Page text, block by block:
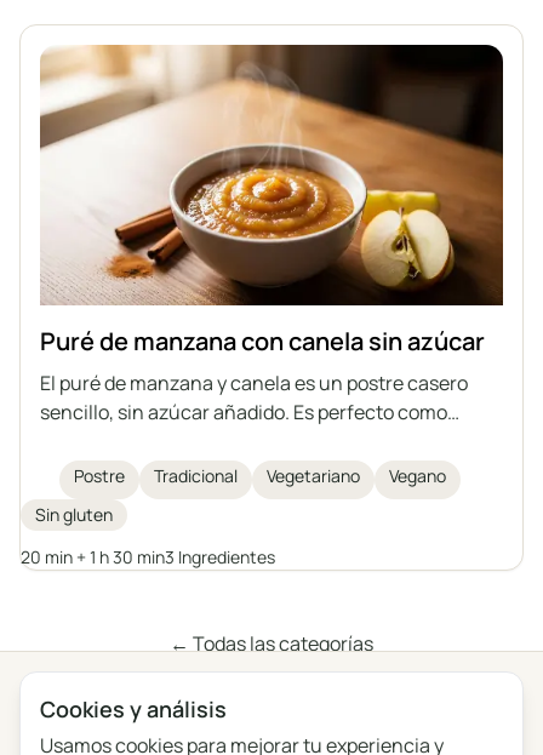
también saludables, fáciles de digerir y lucen
espectaculares servidas enteras.
Puré de manzana con canela sin azúcar
El puré de manzana y canela es un postre casero
sencillo, sin azúcar añadido. Es perfecto como
Puede prepararse con antelación y conservarse
durante más tiempo.
Postre Tradicional Vegetariano
Vegano
Sin gluten
20 min + 1 h 30 min3 Ingredientes
← Todas las categorías
PrivacidadTérminosBlogComentarios
Cookies y análisis
Usamos cookies para mejorar tu experiencia y